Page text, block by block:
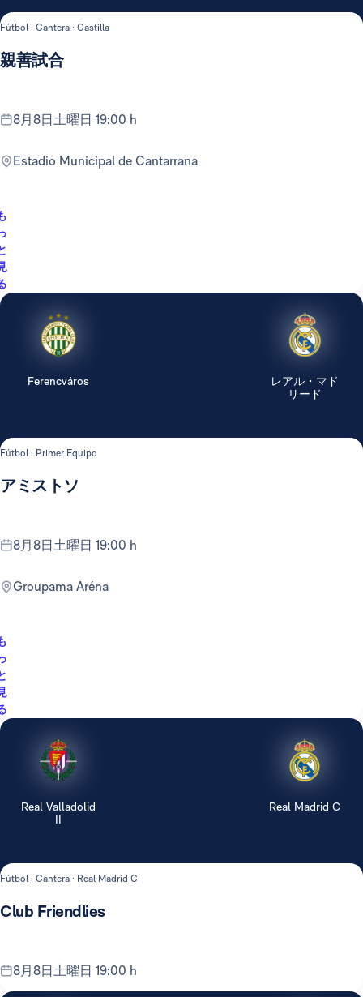
Fútbol · Cantera · Castilla
親善試合
8月8日土曜日 19:00 h
Estadio Municipal de Cantarrana
Ferencváros
レアル・マド
リード
Fútbol · Primer Equipo
アミストソ
8月8日土曜日 19:00 h
Groupama Aréna
Real Valladolid
II
Real Madrid C
Fútbol · Cantera · Real Madrid C
Club Friendlies
8月8日土曜日 19:00 h